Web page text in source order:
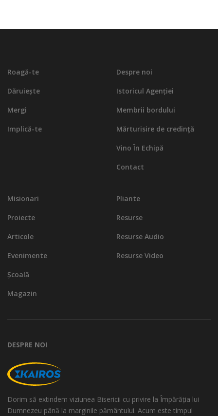
Roagă-te
Dăruiește
Mergi
Implică-te
Despre noi
Istoricul Agenției
Membrii bordului
Mărturisire de credinţă
Vino În Echipă
Contact
Misionari
Proiecte
Articole
Evenimente
Școală
Magazin
Pliante
Resurse
Resurse Audio
Resurse Video
DESPRE NOI
Dorim să extindem viziunea Bisericii cu privire la Împărăția lui
Dumnezeu până la marginile pământului. Acum este timpul